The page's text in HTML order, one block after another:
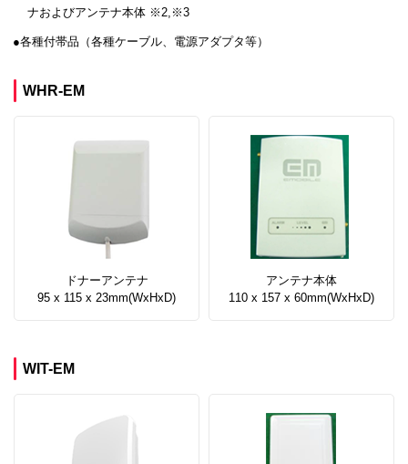
ナおよびアンテナ本体 ※2,※3
各種付帯品（各種ケーブル、電源アダプタ等）
WHR-EM
ドナーアンテナ
95 x 115 x 23mm(WxHxD)
アンテナ本体
110 x 157 x 60mm(WxHxD)
WIT-EM